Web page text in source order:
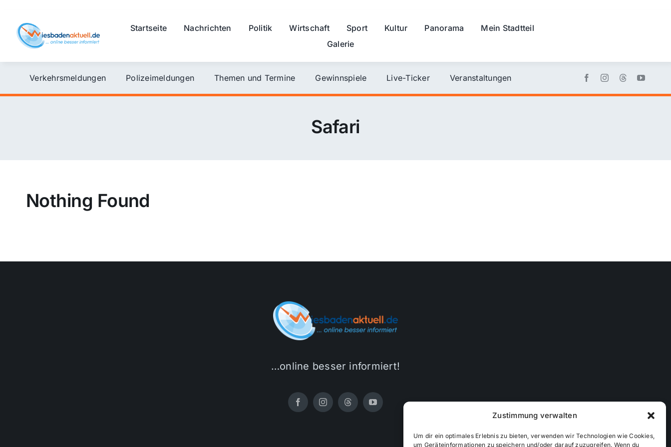
Zustimmung verwalten
Um dir ein optimales Erlebnis zu bieten, verwenden wir Technologien wie Cookies,
um Geräteinformationen zu speichern und/oder darauf zuzugreifen. Wenn du
content
Startseite Nachrichten Politik Wirtschaft Sport Kultur Panorama
Mein Stadtteil
Galerie
Verkehrsmeldungen Polizeimeldungen Themen und Termine Gewinnspiele Live-Ticker Veranstaltungen
Safari
Nothing Found
…online besser informiert!